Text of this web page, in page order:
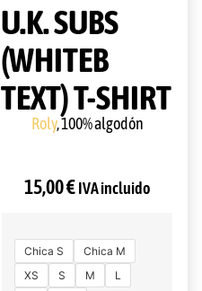
U.K. SUBS
(WHITEB
TEXT) T-SHIRT
Roly, 100% algodón
15,00€IVA incluido
Chica S
Chica M
XS
S M
L